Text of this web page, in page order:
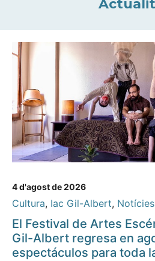
4 d'agost de 2026
Cultura, Iac Gil-Albert, Notícies
El Festival de Artes
Gil-Albert regresa en
espectáculos para toda